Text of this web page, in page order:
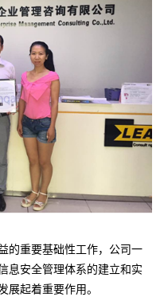
的重要基础性工作，公司一
息安全管理体系的建立和实
展起着重要作用。